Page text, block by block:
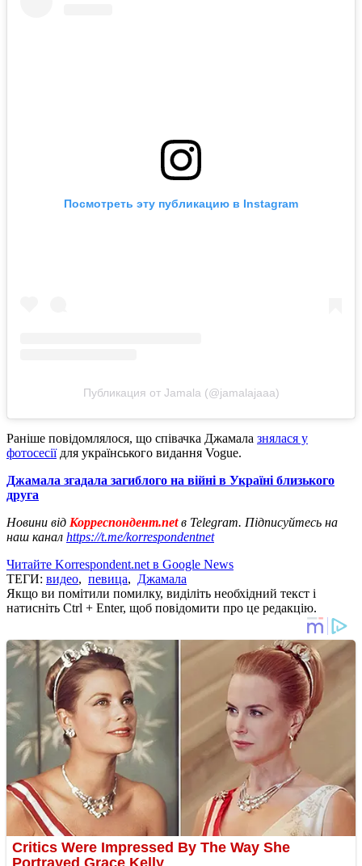
Посмотреть эту публикацию в Instagram
Публикация от Jamala (@jamalajaaa)
Раніше повідомлялося, що співачка Джамала знялася у
фотосесіїдля українського видання Vogue.
Джамала згадала загиблого на війні в Україні близького
друга
Новини від Корреспондент.netв Telegram. Підписуйтесь на
наш канал https://t.me/korrespondentnet
Читайте Korrespondent.net в Google News
ТЕГИ: видео, певица, Джамала
Якщо ви помітили помилку, виділіть необхідний текст і
натисніть Ctrl + Enter, щоб повідомити про це редакцію.